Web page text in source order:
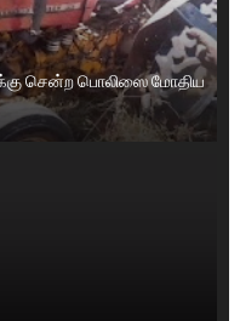
சென்ற பொலிஸை மோதிய